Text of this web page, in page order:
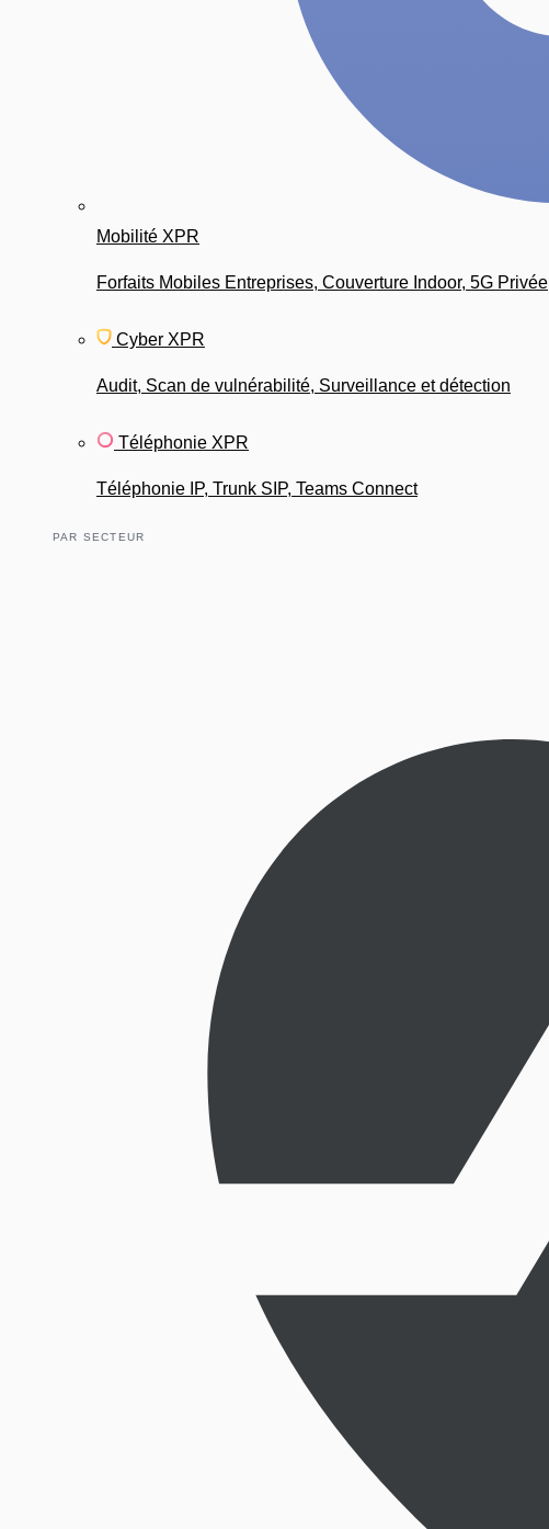
Mobilité XPR
Forfaits Mobiles Entreprises, Couverture Indoor, 5G Privée
Cyber XPR
Audit, Scan de vulnérabilité, Surveillance et détection
Téléphonie XPR
Téléphonie IP, Trunk SIP, Teams Connect
PAR SECTEUR